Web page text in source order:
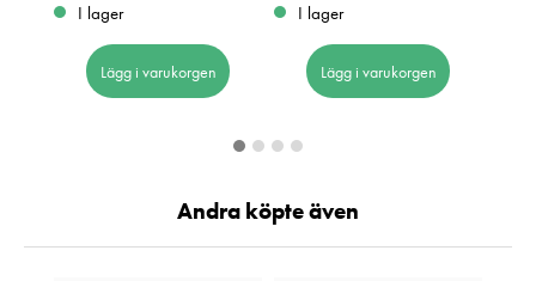
I lager
Lägg i varukorgen
I lager
Lägg i varukorgen
Andra köpte även